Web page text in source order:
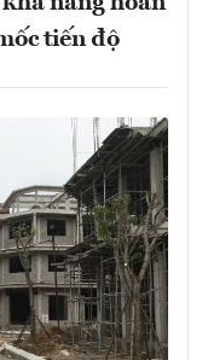
tiến độ